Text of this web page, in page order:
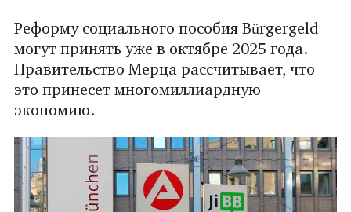
Реформу социального пособия Bürgergeld
могут принять уже в октябре 2025 года.
Правительство Мерца рассчитывает, что
это принесет многомиллиардную
экономию.